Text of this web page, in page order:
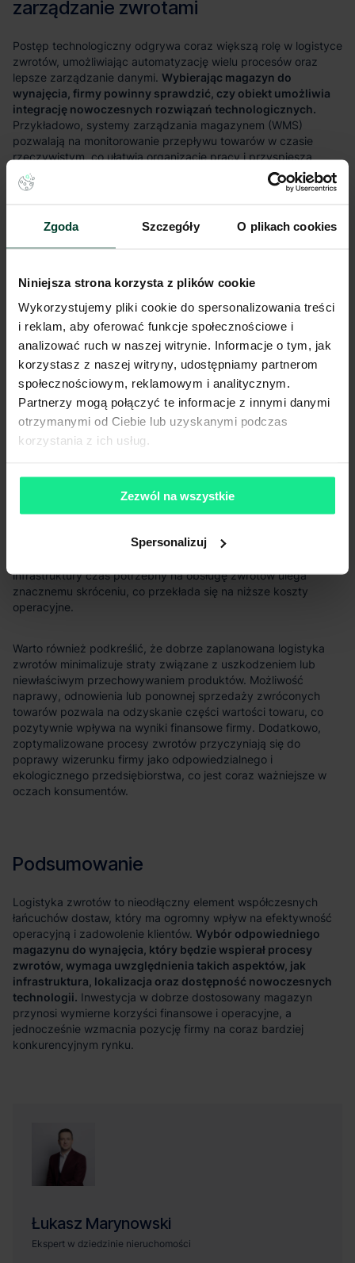
Zgoda Szczegóły O plikach cookies
Niniejsza strona korzysta z plików cookie
Wykorzystujemy pliki cookie do spersonalizowania treści
i reklam, aby oferować funkcje społecznościowe i
analizować ruch w naszej witrynie. Informacje o tym, jak
korzystasz z naszej witryny, udostępniamy partnerom
społecznościowym, reklamowym i analitycznym.
Partnerzy mogą połączyć te informacje z innymi danymi
otrzymanymi od Ciebie lub uzyskanymi podczas
korzystania z ich usług.
Zezwól na wszystkie
Spersonalizuj
Wybierając magazyn do
wynajęcia, firmy powinny sprawdzić, czy obiekt umożliwia
integrację nowoczesnych rozwiązań technologicznych.
Wynajem magazynu dostosowanego do obsługi zwrotów
Wybór odpowiedniego
magazynu do wynajęcia, który będzie wspierał procesy
zwrotów, wymaga uwzględnienia takich aspektów, jak
infrastruktura, lokalizacja oraz dostępność nowoczesnych
technologii.